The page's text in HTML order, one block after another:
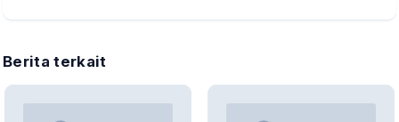
Berita terkait